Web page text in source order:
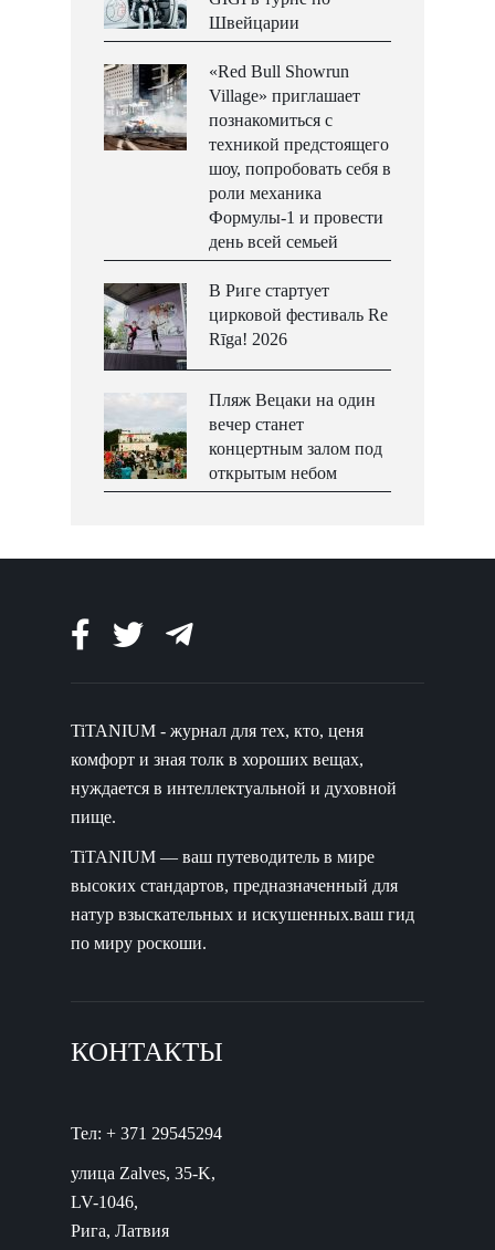
Швейцарии
«Red Bull Showrun
Village» приглашает
познакомиться с
техникой предстоящего
шоу, попробовать себя в
роли механика
Формулы-1 и провести
день всей семьей
В Риге стартует
цирковой фестиваль Re
Rīga! 2026
Пляж Вецаки на один
вечер станет
концертным залом под
открытым небом
TiTANIUM - журнал для тех, кто, ценя
комфорт и зная толк в хороших вещах,
нуждается в интеллектуальной и духовной
пище.
TiTANIUM — ваш путеводитель в мире
высоких стандартов, предназначенный для
натур взыскательных и искушенных.ваш гид
по миру роскоши.
КОНТАКТЫ
Тел: + 371 29545294
улица Zalves, 35-K,
LV-1046,
Рига, Латвия